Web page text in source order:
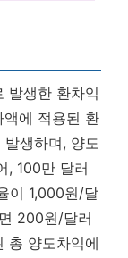
발생한 환차익
에 적용된 환
생하며, 양도
, 100만 달러
이 1,000원/달
200원/달러
총 양도차익에